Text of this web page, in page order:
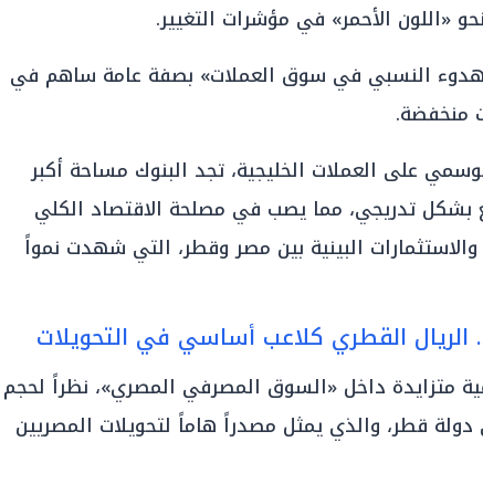
«اللون الأحمر» في مؤشرات التغيير.
النسبي في سوق العملات» بصفة عامة ساهم في
منخفضة.
على العملات الخليجية، تجد البنوك مساحة أكبر
بشكل تدريجي، مما يصب في مصلحة الاقتصاد الكلي
البينية بين مصر وقطر، التي شهدت نمواً
الريال القطري كلاعب أساسي في التحويلات
متزايدة داخل «السوق المصرفي المصري»، نظراً لحجم
دولة قطر، والذي يمثل مصدراً هاماً لتحويلات المصريين